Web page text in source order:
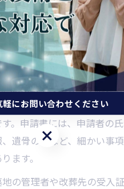
正しい記入方法と提出先
、墓じまいを進めるうえで
鹿児島市で正しく手続き
記入方法と提出先を十分に把
。申請書には、申請者の
遺骨の数など、細かい事
ます。
の管理者や改葬先の受入
軽にお問い合わせください
軽にお問い合わせください